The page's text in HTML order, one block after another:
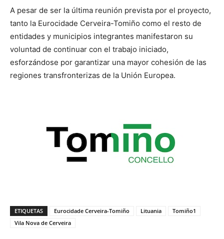
A pesar de ser la última reunión prevista por el proyecto,
tanto la Eurocidade Cerveira-Tomiño como el resto de
entidades y municipios integrantes manifestaron su
voluntad de continuar con el trabajo iniciado,
esforzándose por garantizar una mayor cohesión de las
regiones transfronterizas de la Unión Europea.
ETIQUETAS Eurocidade Cerveira-Tomiño Lituania
Tomiño1
Vila Nova de Cerveira